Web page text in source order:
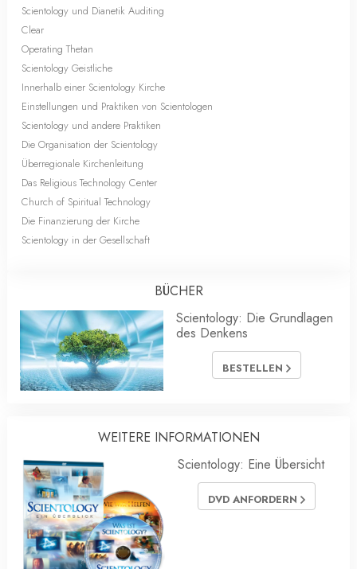
Scientology und Dianetik Auditing
Clear
Operating Thetan
Scientology Geistliche
Innerhalb einer Scientology Kirche
Einstellungen und Praktiken von Scientologen
Scientology und andere Praktiken
Die Organisation der Scientology
Überregionale Kirchenleitung
Das Religious Technology Center
Church of Spiritual Technology
Die Finanzierung der Kirche
Scientology in der Gesellschaft
BÜCHER
Scientology: Die Grundlagen
des Denkens
BESTELLEN
WEITERE INFORMATIONEN
Scientology: Eine Übersicht
DVD ANFORDERN